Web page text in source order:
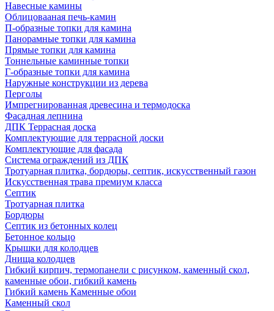
Навесные камины
Облицовааная печь-камин
П-образные топки для камина
Панорамные топки для камина
Прямые топки для камина
Тоннельные каминные топки
Г-образные топки для камина
Наружные конструкции из дерева
Перголы
Импрегнированная древесина и термодоска
Фасадная лепнина
ДПК Террасная доска
Комплектующие для террасной доски
Комплектующие для фасада
Система ограждений из ДПК
Тротуарная плитка, бордюры, септик, искусственный газон
Искусственная трава премиум класса
Септик
Тротуарная плитка
Бордюры
Септик из бетонных колец
Бетонное кольцо
Крышки для колодцев
Днища колодцев
Гибкий кирпич, термопанели с рисунком, каменный скол,
каменные обои, гибкий камень
Гибкий камень Каменные обои
Каменный скол